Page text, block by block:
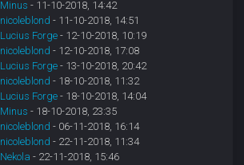
Minus - 11-10-2018, 14:42
nicoleblond - 11-10-2018, 14:51
Lucius Forge - 12-10-2018, 10:19
nicoleblond - 12-10-2018, 17:08
Lucius Forge - 13-10-2018, 20:42
nicoleblond - 18-10-2018, 11:32
Lucius Forge - 18-10-2018, 14:04
Minus - 18-10-2018, 23:35
nicoleblond - 06-11-2018, 16:14
nicoleblond - 22-11-2018, 11:34
Nekola - 22-11-2018, 15:46